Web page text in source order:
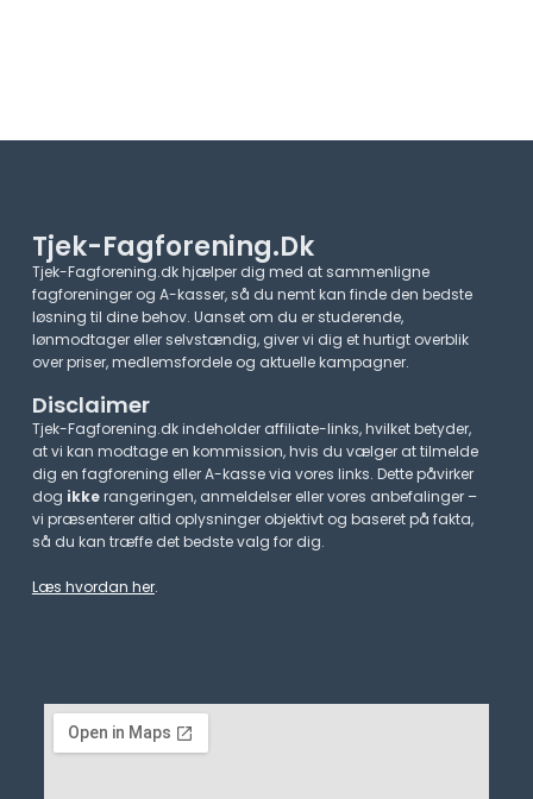
Tjek-Fagforening.dk
Tjek-Fagforening.dk hjælper dig med at sammenligne
fagforeninger og A-kasser, så du nemt kan finde den bedste
løsning til dine behov. Uanset om du er studerende,
lønmodtager eller selvstændig, giver vi dig et hurtigt overblik
over priser, medlemsfordele og aktuelle kampagner.​
Disclaimer
Tjek-Fagforening.dk indeholder affiliate-links, hvilket betyder,
at vi kan modtage en kommission, hvis du vælger at tilmelde
dig en fagforening eller A-kasse via vores links. Dette påvirker
dog ikkerangeringen, anmeldelser eller vores anbefalinger –
vi præsenterer altid oplysninger objektivt og baseret på fakta,
så du kan træffe det bedste valg for dig.
Læs hvordan her.